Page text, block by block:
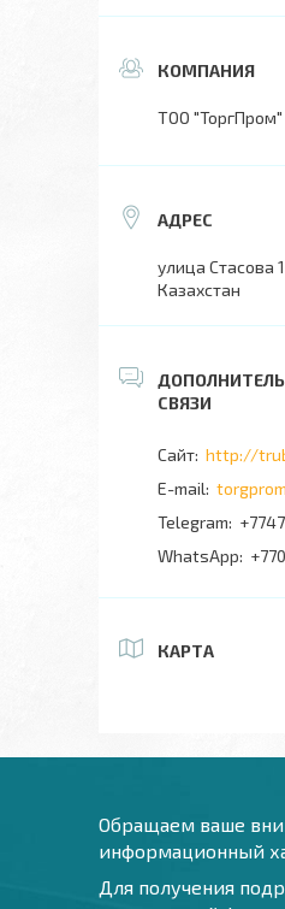
ТОО "ТоргПром"
улица Стасова
Казахстан
http://
КАРТА
Обращаем ваше
информационный
Для получения